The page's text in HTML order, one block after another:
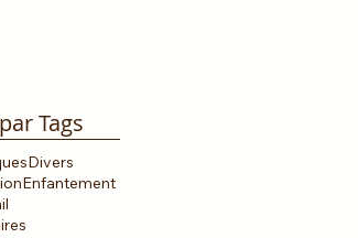
Tags
Divers
Enfantement